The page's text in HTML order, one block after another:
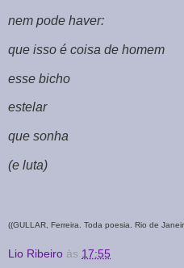
nem pode haver:
que isso é coisa de homem
esse bicho
estelar
que sonha
(e luta)
((GULLAR, Ferreira. Toda poesia. Rio de
Lio Ribeiro às 17:55